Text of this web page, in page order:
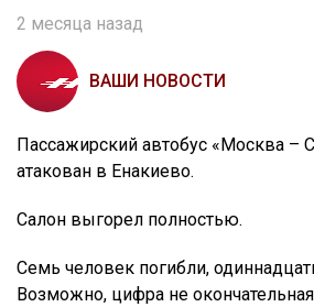
2 месяца назад
ВАШИ НОВОСТИ
Пассажирский автобус «Москва
атакован в Енакиево.
Салон выгорел полностью.
Семь человек погибли,
Возможно, цифра не